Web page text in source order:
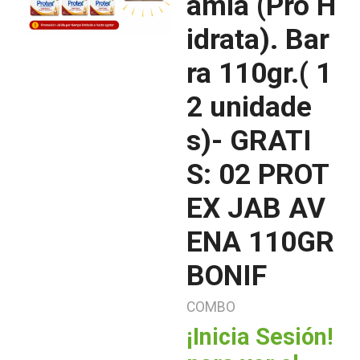
idrata). Bar
ra 110gr.( 1
2 unidade
s)- GRATI
S: 02 PROT
EX JAB AV
ENA 110GR
BONIF
COMBO
¡Inicia Sesión!